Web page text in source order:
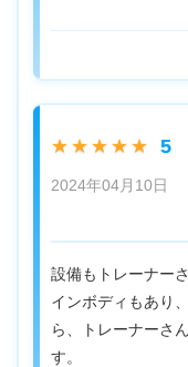
★★★★★ 5
2024年04月10日
設備もトレーナー
インボディもあり
ら、トレーナーさ
す。